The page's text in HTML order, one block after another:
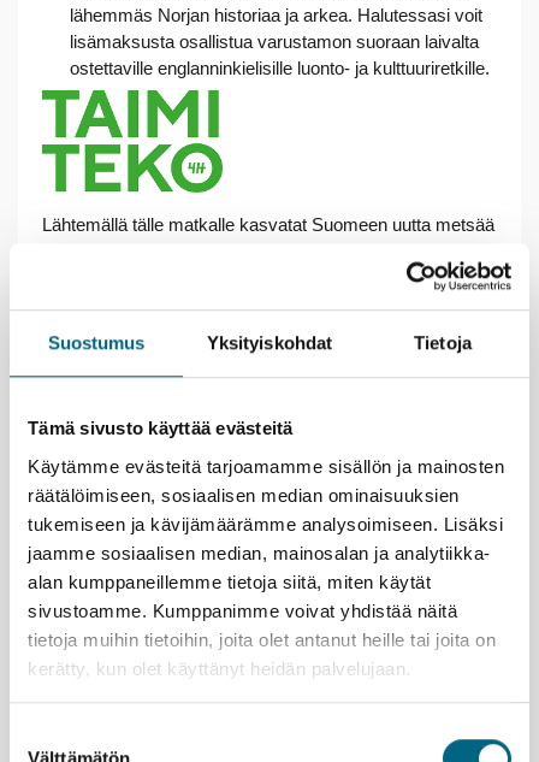
Suostumus Yksityiskohdat Tietoja
Tämä sivusto käyttää evästeitä
Käytämme evästeitä tarjoamamme sisällön ja mainosten
räätälöimiseen, sosiaalisen median ominaisuuksien
tukemiseen ja kävijämäärämme analysoimiseen. Lisäksi
jaamme sosiaalisen median, mainosalan ja analytiikka-
alan kumppaneillemme tietoja siitä, miten käytät
sivustoamme. Kumppanimme voivat yhdistää näitä
tietoja muihin tietoihin, joita olet antanut heille tai joita on
kerätty, kun olet käyttänyt heidän palvelujaan.
lähemmäs Norjan historiaa ja arkea. Halutessasi voit
lisämaksusta osallistua varustamon suoraan laivalta
ostettaville englanninkielisille luonto- ja kulttuuriretkille.
Lähtemällä tälle matkalle kasvatat Suomeen uutta metsää
Matka toteutetaan Havila Voyagesin
ympäristöystävällisellä aluksella, joka ajaa reitillä
linjaliikennettä. Laivalla ei ole erityistä viihde- tai
asiaohjelmaa.
ETU! |Kristinan yhteismatkalle ystäväporukalla
Esittely
Tämä matka perustuu pitkälti maisemien katseluun.